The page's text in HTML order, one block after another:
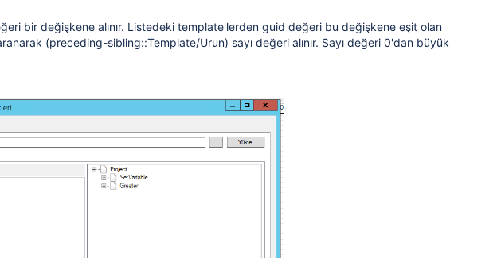
bir değişkene alınır. Listedeki template'lerden guid değeri bu değişkene eşit olan
(preceding-sibling::Template/Urun) sayı değeri alınır. Sayı değeri 0'dan büyük